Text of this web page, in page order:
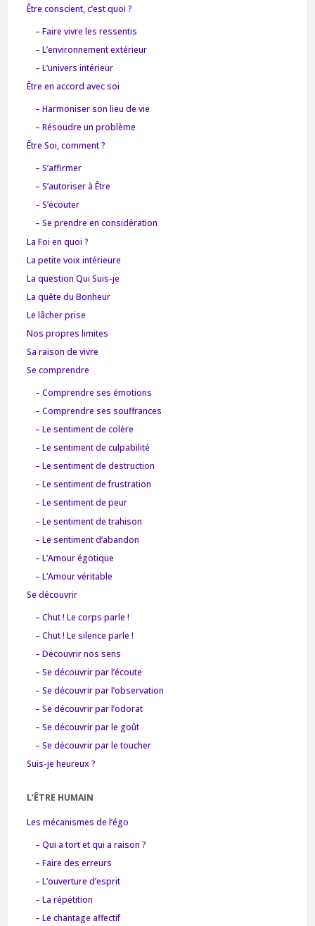
Être conscient, c’est quoi ?
– Faire vivre les ressentis
– L’environnement extérieur
– L’univers intérieur
Être en accord avec soi
– Harmoniser son lieu de vie
– Résoudre un problème
Être Soi, comment ?
– S’affirmer
– S’autoriser à Être
– S’écouter
– Se prendre en considération
La Foi en quoi ?
La petite voix intérieure
La question Qui Suis-je
La quête du Bonheur
Le lâcher prise
Nos propres limites
Sa raison de vivre
Se comprendre
– Comprendre ses émotions
– Comprendre ses souffrances
– Le sentiment de colère
– Le sentiment de culpabilité
– Le sentiment de destruction
– Le sentiment de frustration
– Le sentiment de peur
– Le sentiment de trahison
– Le sentiment d’abandon
– L’Amour égotique
– L’Amour véritable
Se découvrir
– Chut ! Le corps parle !
– Chut ! Le silence parle !
– Découvrir nos sens
– Se découvrir par l’écoute
– Se découvrir par l’observation
– Se découvrir par l’odorat
– Se découvrir par le goût
– Se découvrir par le toucher
Suis-je heureux ?
L’ÊTRE HUMAIN
Les mécanismes de l’égo
– Qui a tort et qui a raison ?
– Faire des erreurs
– L’ouverture d’esprit
– La répétition
– Le chantage affectif